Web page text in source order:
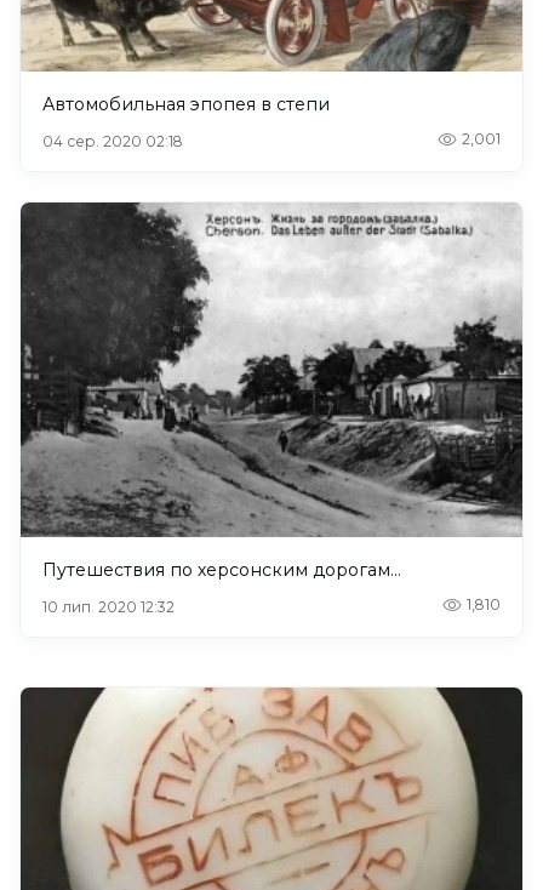
Автомобильная эпопея в степи
04 сер. 2020 02:18 2,001
Путешествия по херсонским дорогам…
10 лип. 2020 12:32 1,810